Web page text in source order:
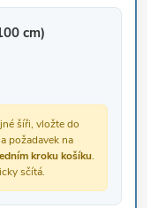
cm)
šíři, vložte do
požadavek na
kroku košíku.
sčítá.